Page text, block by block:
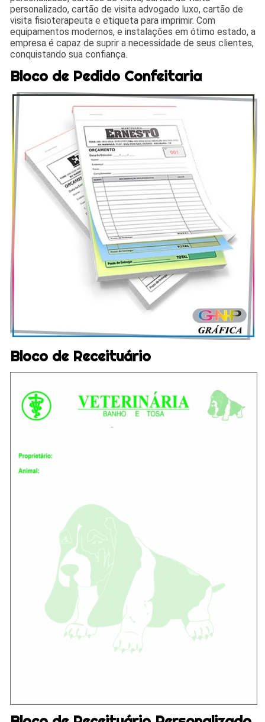
personalizado, cartão de visita advogado luxo, cartão de
visita fisioterapeuta e etiqueta para imprimir. Com
equipamentos modernos, e instalações em ótimo estado, a
empresa é capaz de suprir a necessidade de seus clientes,
conquistando sua confiança.
Bloco de Pedido Confeitaria
Bloco de Receituário